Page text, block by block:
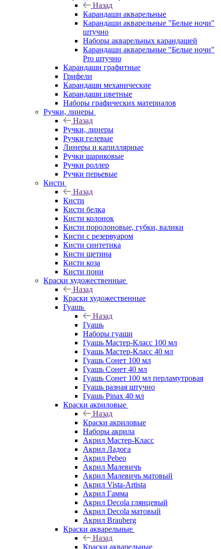
Назад
Карандаши акварельные
Карандаши акварельные "Белые ночи"
штучно
Наборы акварельных карандашей
Карандаши акварельные "Белые ночи"
Pro штучно
Карандаши графитные
Грифели
Карандаши механические
Карандаши цветные
Наборы графических материалов
Ручки, линеры
Назад
Ручки, линеры
Ручки гелевые
Линеры и капиллярные
Ручки шариковые
Ручки роллер
Ручки перьевые
Кисти
Назад
Кисти
Кисти белка
Кисти колонок
Кисти поролоновые, губки, валики
Кисти с резервуаром
Кисти синтетика
Кисти щетина
Кисти коза
Кисти пони
Краски художественные
Назад
Краски художественные
Гуашь
Назад
Гуашь
Наборы гуаши
Гуашь Мастер-Класс 100 мл
Гуашь Мастер-Класс 40 мл
Гуашь Сонет 100 мл
Гуашь Сонет 40 мл
Гуашь Сонет 100 мл перламутровая
Гуашь разная штучно
Гуашь Pinax 40 мл
Краски акриловые
Назад
Краски акриловые
Наборы акрила
Акрил Мастер-Класс
Акрил Ладога
Акрил Pebeo
Акрил Малевичъ
Акрил Малевичъ матовый
Акрил Vista-Artista
Акрил Гамма
Акрил Decola глянцевый
Акрил Decola матовый
Акрил Brauberg
Краски акварельные
Назад
Краски акварельные